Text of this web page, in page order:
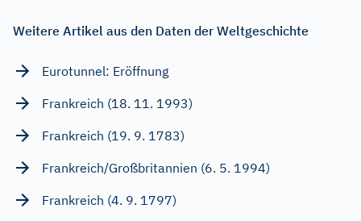
Weitere Artikel aus den Daten der Weltgeschichte
Eurotunnel: Eröffnung
Frankreich (18. 11. 1993)
Frankreich (19. 9. 1783)
Frankreich/Großbritannien (6. 5. 1994)
Frankreich (4. 9. 1797)